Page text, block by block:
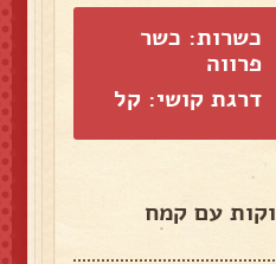
כשרות: כשר
פרווה
דרגת קושי: קל
עם קמח